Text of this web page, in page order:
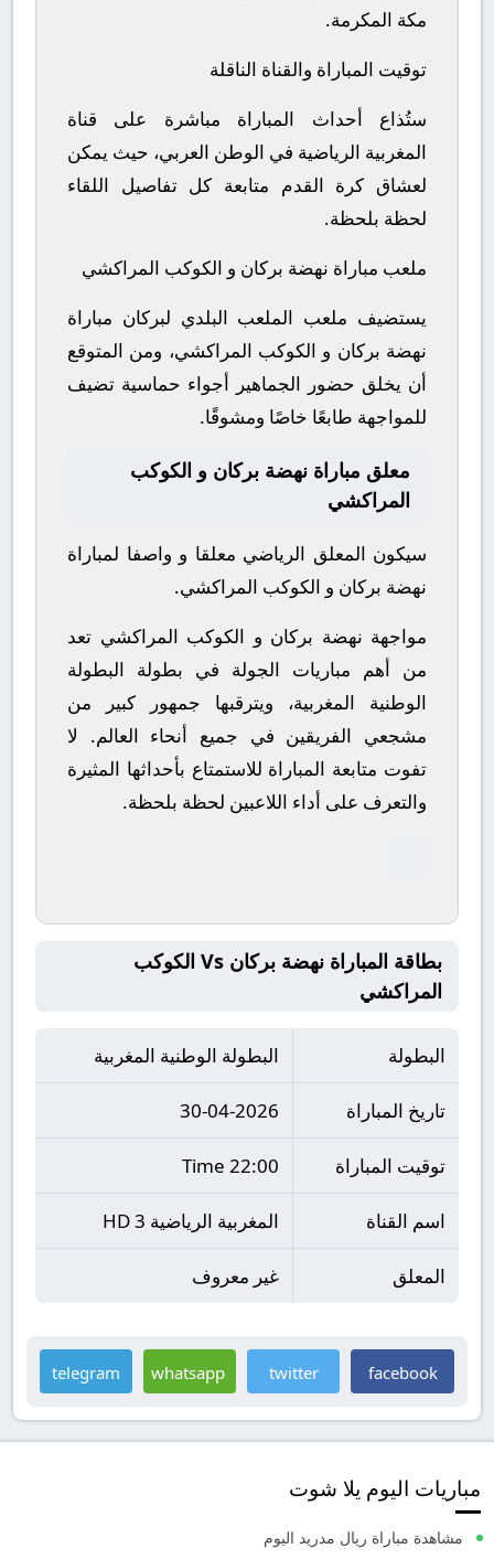
مكة المكرمة.
توقيت المباراة والقناة الناقلة
ستُذاع أحداث المباراة مباشرة على قناة
المغربية الرياضية في الوطن العربي، حيث يمكن
لعشاق كرة القدم متابعة كل تفاصيل اللقاء
لحظة بلحظة.
ملعب مباراة نهضة بركان و الكوكب المراكشي
يستضيف ملعب الملعب البلدي لبركان مباراة
نهضة بركان و الكوكب المراكشي، ومن المتوقع
أن يخلق حضور الجماهير أجواء حماسية تضيف
للمواجهة طابعًا خاصًا ومشوقًا.
معلق مباراة نهضة بركان و الكوكب
المراكشي
سيكون المعلق الرياضي معلقا و واصفا لمباراة
نهضة بركان و الكوكب المراكشي.
مواجهة نهضة بركان و الكوكب المراكشي تعد
من أهم مباريات الجولة في بطولة البطولة
الوطنية المغربية، ويترقبها جمهور كبير من
مشجعي الفريقين في جميع أنحاء العالم.
لا
تفوت متابعة المباراة للاستمتاع بأحداثها المثيرة
والتعرف على أداء اللاعبين لحظة بلحظة.
بطاقة المباراة نهضة بركان Vs الكوكب
المراكشي
البطولة البطولة الوطنية المغربية
تاريخ المباراة 30-04-2026
توقيت المباراة 22:00 Time
اسم القناة المغربية الرياضية HD 3
المعلق غير معروف
facebook
twitter
whatsapp
telegram
مباريات اليوم يلا شوت
مشاهدة مباراة ريال مدريد اليوم